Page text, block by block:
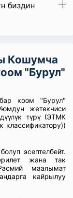
биздин
Кошумча
"Бурул"
коом "Бурул"
жетекчиси
түрү (ЭТМК
классификатору))
эсептелбейт.
жана так
маалымат
кайрылуу